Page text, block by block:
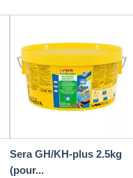
Sera GH/KH-plus 2.5kg
(pour...